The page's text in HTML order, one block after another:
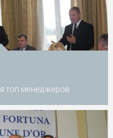
топ менеджеров